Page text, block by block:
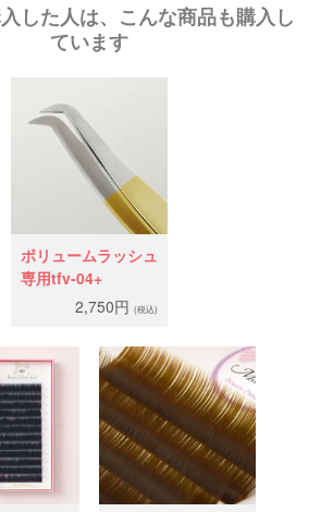
した人は、こんな商品も購入し
ています
ボリュームラッシュ
専用tfv-04+
2,750円(税込)